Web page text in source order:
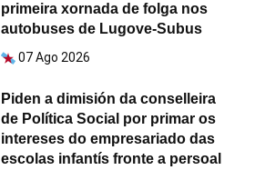
primeira xornada de folga nos
autobuses de Lugove-Subus
07 Ago 2026
Piden a dimisión da conselleira
de Política Social por primar os
intereses do empresariado das
escolas infantís fronte a persoal